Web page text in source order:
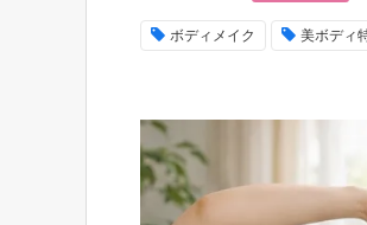
ボディメイク 美ボディ